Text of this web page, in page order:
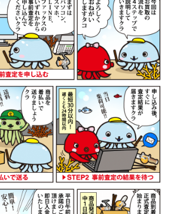
ジスト LT 2500S-
ル 未使用
ンg-
2026/07/31迄）
44,500円
2026/07/05
スト SF 2500SS
使用
ンg-
（2026/07/31迄）
42,000円
2026/07/05
ジスト LT4000-XH
使用
ン
2026/07/31迄）
38,500円
2026/07/05
ジスト LT 2000S-P
使用
36,000円
2026/07/05